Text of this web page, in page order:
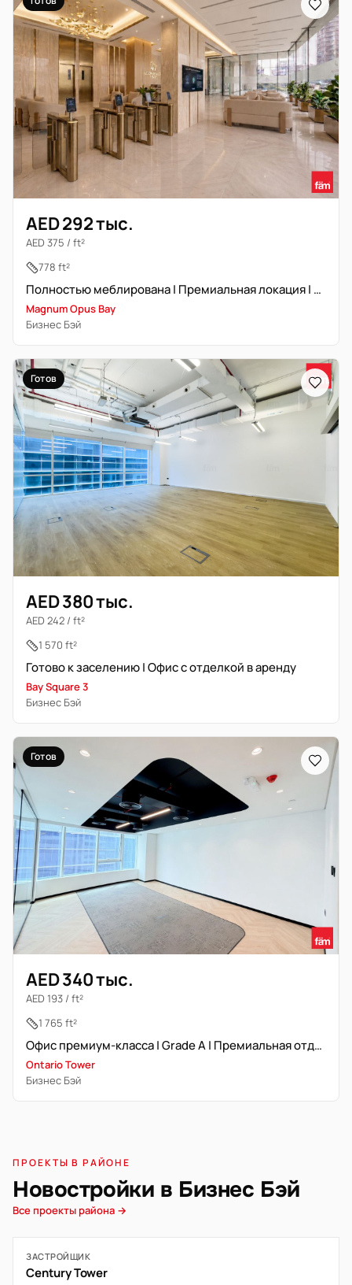
AED 292 тыс.
AED 375 / ft²
778 ft²
Полностью меблирована | Премиальная локация | Свободна
Magnum Opus Bay
Бизнес Бэй
Готов
AED 380 тыс.
AED 242 / ft²
1 570 ft²
Готово к заселению | Офис с отделкой в аренду
Bay Square 3
Бизнес Бэй
Готов
AED 340 тыс.
AED 193 / ft²
1 765 ft²
Офис премиум-класса | Grade A | Премиальная отделка
Ontario Tower
Бизнес Бэй
ПРОЕКТЫ В РАЙОНЕ
Новостройки в Бизнес Бэй
Все проекты района →
ЗАСТРОЙЩИК
Century Tower